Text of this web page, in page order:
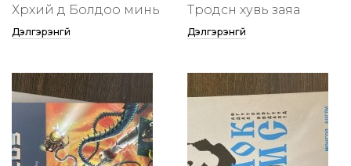
Хөөрхий дөө Болдоо минь
Дэлгэрэнгүй
Төөрөодсөн хувь заяа
Дэлгэрэнгүй